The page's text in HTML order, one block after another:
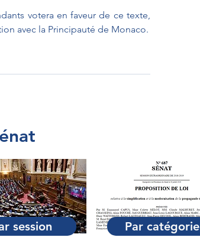
votera en faveur de ce texte,
session Par catégorie